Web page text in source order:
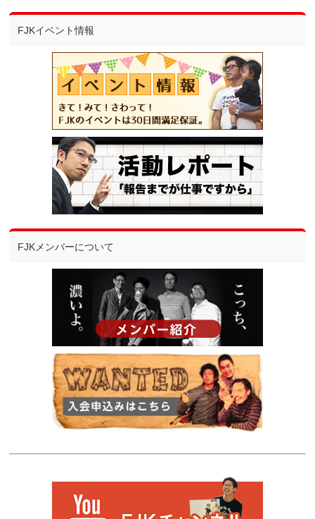
FJKイベント情報
FJKメンバーについて